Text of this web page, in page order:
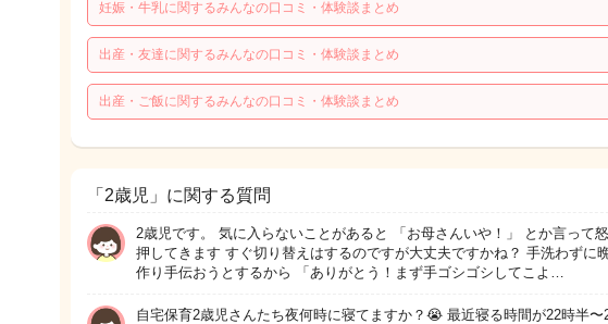
妊娠・牛乳に関するみんなの口コミ・体験談まとめ
出産・友達に関するみんなの口コミ・体験談まとめ
出産・ご飯に関するみんなの口コミ・体験談まとめ
「2歳児」に関する質問
2歳児です。 気に入らないことがあると 「お母さんいや！」 とか言って
押してきます すぐ切り替えはするのですが大丈夫ですかね？ 手洗わずに
作り手伝おうとするから 「ありがとう！まず手ゴシゴシしてこよ…
自宅保育2歳児さんたち夜何時に寝てますか？😭 最近寝る時間が22時半〜